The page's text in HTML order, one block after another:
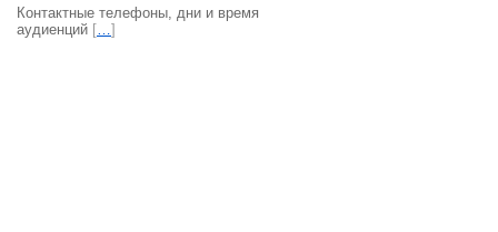
Контактные телефоны, дни и время
аудиенций […]